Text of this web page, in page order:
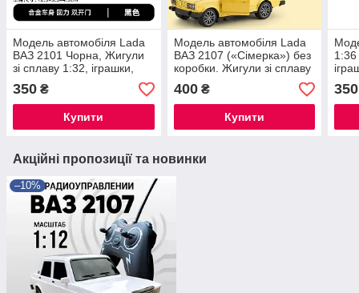
Модель автомобіля Lada
ВАЗ 2101 Чорна, Жигули
зі сплаву 1:32, іграшки,
прикраси для автомобіля
(чорна)
350 ₴
Купити
Модель автомобіля Lada
ВАЗ 2107 («Сімерка») без
коробки. Жигули зі сплаву
1:32, іграшки, прикраси
для автомобіля (жовта,
біла)
400₴
Купити
1:36
350
Акційні пропозиції та новинки
–10%